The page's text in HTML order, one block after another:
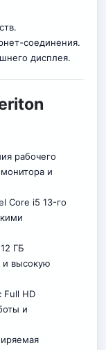
соединения.
дисплея.
рабочего
и
Core i5 13-го
ГБ
и высокую
Full HD
и